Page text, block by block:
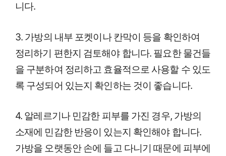
니다.
3. 가방의 내부 포켓이나 칸막이 등을 확인하여
정리하기 편한지 검토해야 합니다. 필요한 물건들
을 구분하여 정리하고 효율적으로 사용할 수 있도
록 구성되어 있는지 확인하는 것이 좋습니다.
4. 알레르기나 민감한 피부를 가진 경우, 가방의
소재에 민감한 반응이 있는지 확인해야 합니다.
가방을 오랫동안 손에 들고 다니기 때문에 피부에